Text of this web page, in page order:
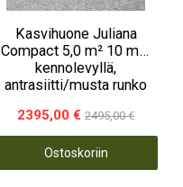
Kasvihuone Juliana
Compact 5,0 m² 10 mm
kennolevyllä,
antrasiitti/musta runko
2395,00 € 2495,00 €
Ostoskoriin